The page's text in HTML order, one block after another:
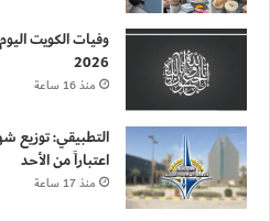
2026
منذ 16 ساعة
التطبيقي: توزيع
اعتباراً من الأحد
منذ 17 ساعة